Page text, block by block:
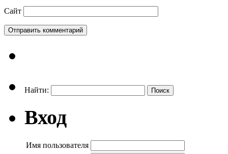
Сайт
Найти:
Вход
Имя пользователя